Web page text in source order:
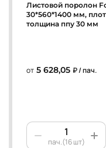
Листовой поролон
30*560*1400 мм,
толщина ппу 30 мм
от 5 628,05 ₽ / пач.
пач.(16 шт)